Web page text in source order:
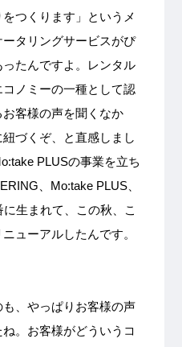
つくります」というメ
タリングサービスがぴ
たんですよ。レンタル
ノミーの一種として認
客様の声を聞くなか
づくぞ、と直感しまし
PLUSの事業を立ち
、Mo:take PLUS、
生まれて、この秋、こ
ューアルしたんです。
、やっぱりお客様の声
。お客様がどういうコ